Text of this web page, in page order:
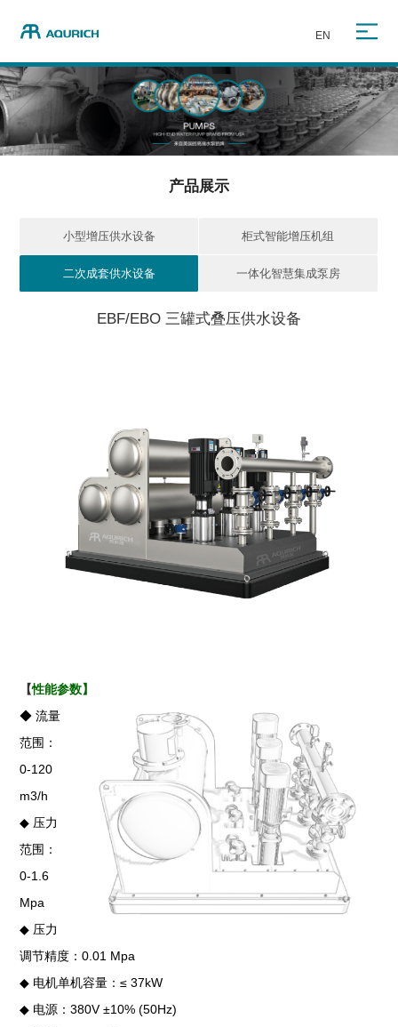
EN
产品展示
小型增压供水设备 柜式智能增压机组
二次成套供水设备 一体化智慧集成泵房
EBF/EBO 三罐式叠压供水设备
【性能参数】
◆ 流量
范围：
0-120
m3/h
◆ 压力
范围：
0-1.6
Mpa
◆ 压力
调节精度：0.01 Mpa
◆ 电机单机容量：≤ 37kW
◆ 电源：380V ±10% (50Hz)